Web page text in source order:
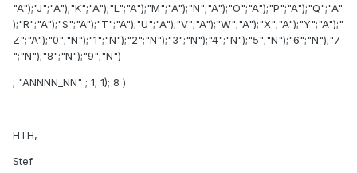
"A");"J";"A");"K";"A");"L";"A");"M";"A");"N";"A");"O";"A");"P";"A");"Q";"A"
);"R";"A");"S";"A");"T";"A");"U";"A");"V";"A");"W";"A");"X";"A");"Y";"A");"
Z";"A");"0";"N");"1";"N");"2";"N");"3";"N");"4";"N");"5";"N");"6";"N");"7
";"N");"8";"N");"9";"N")
; "ANNNN_NN" ; 1; 1); 8 )
HTH,
Stef